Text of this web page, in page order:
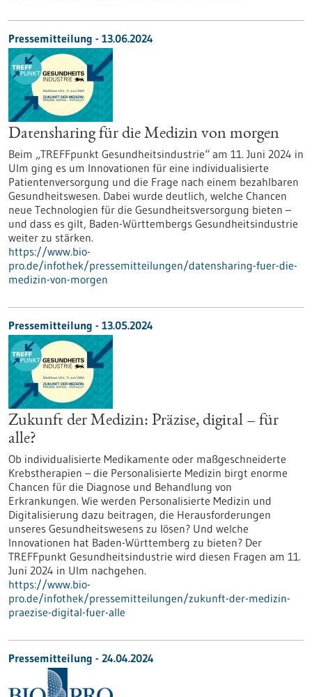
Pressemitteilung - 13.06.2024
Datensharing für die Medizin von morgen
Beim „TREFFpunkt Gesundheitsindustrie“ am 11. Juni 2024 in
Ulm ging es um Innovationen für eine individualisierte
Patientenversorgung und die Frage nach einem bezahlbaren
Gesundheitswesen. Dabei wurde deutlich, welche Chancen
neue Technologien für die Gesundheitsversorgung bieten –
und dass es gilt, Baden-Württembergs Gesundheitsindustrie
weiter zu stärken.
https://www.bio-
pro.de/infothek/pressemitteilungen/datensharing-fuer-die-
medizin-von-morgen
Pressemitteilung - 13.05.2024
Zukunft der Medizin: Präzise, digital – für
alle?
Ob individualisierte Medikamente oder maßgeschneiderte
Krebstherapien – die Personalisierte Medizin birgt enorme
Chancen für die Diagnose und Behandlung von
Erkrankungen. Wie werden Personalisierte Medizin und
Digitalisierung dazu beitragen, die Herausforderungen
unseres Gesundheitswesens zu lösen? Und welche
Innovationen hat Baden-Württemberg zu bieten? Der
TREFFpunkt Gesundheitsindustrie wird diesen Fragen am 11.
Juni 2024 in Ulm nachgehen.
https://www.bio-
pro.de/infothek/pressemitteilungen/zukunft-der-medizin-
praezise-digital-fuer-alle
Pressemitteilung - 24.04.2024